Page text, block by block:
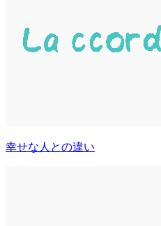
幸せな人との違い